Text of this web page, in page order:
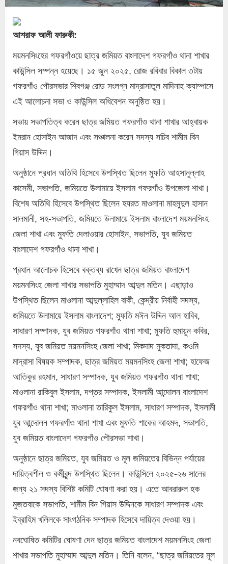
আশরাফ আলী ফারুকী:
ময়মনসিংহের গফরগাঁওয়ে ছাত্র জমিয়ত বাংলাদেশ গফরগাঁও থানা শাখার
কাউন্সিল সম্পন্ন হয়েছে। ১৫ জুন ২০২৫, রোজ রবিবার বিকাল ৩টায়
গফরগাঁও পৌরসভার শিবগঞ্জ রোড সংলগ্ন মাদ্রাসাতুল মাদিনাহ ক্যাম্পাসে
এই আলোচনা সভা ও কাউন্সিল অধিবেশন অনুষ্ঠিত হয়।
সভায় সভাপতিত্ব করেন ছাত্র জমিয়ত গফরগাঁও থানা শাখার আহ্বায়ক
ইমরান হোসাইন আজাদ এবং সঞ্চালনা করেন সদস্য সচিব শামীম বিন
গিয়াস উদ্দিন।
অনুষ্ঠানে প্রধান অতিথি হিসেবে উপস্থিত ছিলেন মুফতি আহসানুল্লাহ
কাসেমী, সভাপতি, জমিয়তে উলামায়ে ইসলাম গফরগাঁও উপজেলা শাখা।
বিশেষ অতিথি হিসেবে উপস্থিত ছিলেন হযরত মাওলানা মাহমুদুল হাসান
সালমানী, সহ-সভাপতি, জমিয়তে উলামায়ে ইসলাম বাংলাদেশ ময়মনসিংহ
জেলা শাখা এবং মুফতি দেলাওয়ার হোসাইন, সভাপতি, যুব জমিয়ত
বাংলাদেশ গফরগাঁও থানা শাখা।
প্রধান আলোচক হিসেবে বক্তব্য রাখেন ছাত্র জমিয়ত বাংলাদেশ
ময়মনসিংহ জেলা শাখার সভাপতি মুহাম্মাদ আব্দুল মতিন। এছাড়াও
উপস্থিত ছিলেন মাওলানা আব্দুল্লাহিল বাকী, কেন্দ্রীয় নির্বাহী সদস্য,
জমিয়তে উলামায়ে ইসলাম বাংলাদেশ; মুফতি মঈন উদ্দিন আল হাবিব,
সাধারণ সম্পাদক, যুব জমিয়ত গফরগাঁও থানা শাখা; মুফতি হুমায়ুন কবির,
সদস্য, যুব জমিয়ত ময়মনসিংহ জেলা শাখা; মিকদাদ মুকতাদা, কওমি
মাদ্রাসা বিষয়ক সম্পাদক, ছাত্র জমিয়ত ময়মনসিংহ জেলা শাখা; হাফেজ
আতিকুর রহমান, সাধারণ সম্পাদক, যুব জমিয়ত গফরগাঁও থানা শাখা;
মাওলানা রাকিবুল ইসলাম, দপ্তর সম্পাদক, ইসলামী আন্দোলন বাংলাদেশ
গফরগাঁও থানা শাখা; মাওলানা তারিকুল ইসলাম, সাধারণ সম্পাদক, ইসলামী
যুব আন্দোলন গফরগাঁও থানা শাখা এবং মুফতি শাকের আহমদ, সভাপতি,
যুব জমিয়ত বাংলাদেশ গফরগাঁও পৌরসভা শাখা।
অনুষ্ঠানে ছাত্র জমিয়ত, যুব জমিয়ত ও মূল জমিয়তের বিভিন্ন পর্যায়ের
দায়িত্বশীল ও কর্মীবৃন্দ উপস্থিত ছিলেন। কাউন্সিলে ২০২৫-২৬ সালের
জন্য ২১ সদস্য বিশিষ্ট কমিটি ঘোষণা করা হয়। এতে আবরারুল হক
মুজতবাকে সভাপতি, শামীম বিন গিয়াস উদ্দিনকে সাধারণ সম্পাদক এবং
ইব্রাহিম খলিলকে সাংগঠনিক সম্পাদক হিসেবে দায়িত্ব দেওয়া হয়।
নবঘোষিত কমিটির ঘোষণা দেন ছাত্র জমিয়ত বাংলাদেশ ময়মনসিংহ জেলা
শাখার সভাপতি মুহাম্মাদ আব্দুল মতিন। তিনি বলেন, “ছাত্র জমিয়তের মূল